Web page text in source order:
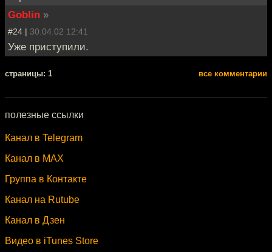
Goblin »
#24 | 30.04.02 12:41
Уже приступили.
cтраницы: 1 все комментарии
полезные ссылки
Канал в Telegram
Канал в MAX
Группа в Контакте
Канал на Rutube
Канал в Дзен
Видео в iTunes Store